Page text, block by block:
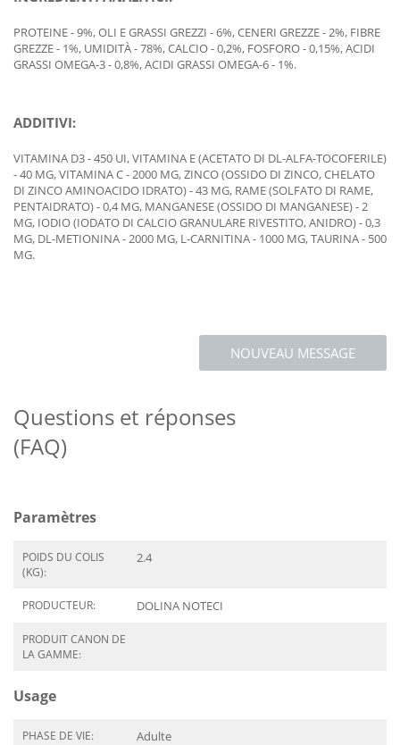
PROTEINE - 9%, OLI E GRASSI GREZZI - 6%, CENERI GREZZE - 2%, FIBRE
GREZZE - 1%, UMIDITÀ - 78%, CALCIO - 0,2%, FOSFORO - 0,15%, ACIDI
GRASSI OMEGA-3 - 0,8%, ACIDI GRASSI OMEGA-6 - 1%.
ADDITIVI:
VITAMINA D3 - 450 UI, VITAMINA E (ACETATO DI DL-ALFA-TOCOFERILE)
- 40 MG, VITAMINA C - 2000 MG, ZINCO (OSSIDO DI ZINCO, CHELATO
DI ZINCO AMINOACIDO IDRATO) - 43 MG, RAME (SOLFATO DI RAME,
PENTAIDRATO) - 0,4 MG, MANGANESE (OSSIDO DI MANGANESE) - 2
MG, IODIO (IODATO DI CALCIO GRANULARE RIVESTITO, ANIDRO) - 0,3
MG, DL-METIONINA - 2000 MG, L-CARNITINA - 1000 MG, TAURINA - 500
MG.
NOUVEAU MESSAGE
Questions et réponses
(FAQ)
Paramètres
POIDS DU COLIS
(KG):
2.4
PRODUCTEUR: DOLINA NOTECI
PRODUIT CANON DE
LA GAMME:
Usage
PHASE DE VIE: Adulte